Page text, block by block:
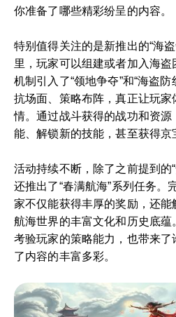
你准备了哪些精彩纷呈的内容。
特别值得关注的是新推出的“海
里，玩家可以组建或者加入海
机制引入了“领地争夺”和“海盗
抗场面、策略布阵，真正让玩
情。通过战斗获得的战功和资
能、解锁新的技能，甚至获得京
活动持续不断，除了之前提到的
还推出了“春满航海”系列任务。
家不仅能获得丰厚的奖励，还
航海世界的丰富文化和历史底
考验玩家的策略能力，也带来
了内容的丰富多彩。